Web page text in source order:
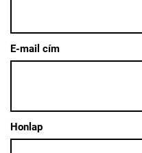
E-mail cím
Honlap